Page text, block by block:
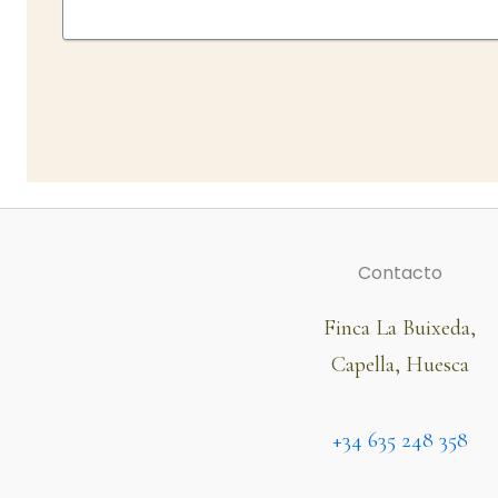
Contacto
Finca La Buixeda,
Capella, Huesca
+34 635 248 358